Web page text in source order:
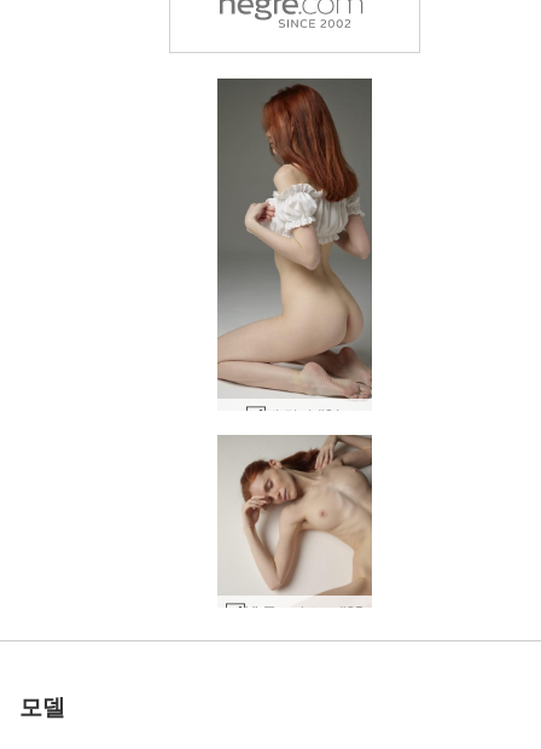
뷔 밀키 #21
Vi 콘트라스트 #25
Vi 갤러리 누드 #8
Vi 갤러리 누드 #20
제어 불능 #60
키키 기념비 #25
세계 1위 에로틱 사이트
우리와 함께하세
요
애니 스튜디오 누드 #26
아이야 기념비 #40
모든 Moloko 누드 색조 #5
키키 기념비 #17Annalina 레드 핫 #51
타샤 벌거벗은 올림픽 선수 #24
세계 1위 에로틱 사이트
우리와 함께하세
요
나탈리아 가슴 #29
실비 총 #6 애니 플렉시 여성 피규어 #14
키키 기념비 #41
실비 총 #22
잉가 유혹녀 #36
세계 1위 에로틱 사이트
우리와 함께하세
요
Teti 관능적 인 누드 #5
마리카 미스 모스크바 #18
아이야 기념비 #24
Julietta와 Magdalena 섹시한 곡예사 #14
En 미친 에 a 충전기 #124
마야 메이헴 #5클로버 메탈 스툴 #41
Dasha T 도발 #18
캐롤리나 푸마 양말 #51
10월 순수 #29
세계 1위 에로틱 사이트
우리와 함께하세
요
아니 매혹적인 #43
Julietta와 Magdalena 섹시한 곡예사 #70
Amaya 및 Any Moloko 모유 수유 #36
클로버 메탈 스툴 #85
캐롤리나 푸마 양말 #31
밀라 풍만한 #19
세계 1위 에로틱 사이트
우리와 함께하세
요
키키뱅 몸매 #52니콜라 센슈얼 터치 #33
알바 알몸 #16캐롤리나 푸마 양말 #47
클로버 의료 페티쉬 #48
마야 메이헴 #29
세계 1위 에로틱 사이트
우리와 함께하세
요
클로버 의료 페티쉬 #40
모델